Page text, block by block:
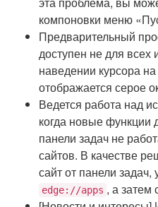
компоновки меню
Предварительный
доступен не для всех
наведении курсора
отображается серое
Ведется работа над
когда новые функции
панели задач не
сайтов. В качестве
сайт от панели задач,
edge://apps , а затем